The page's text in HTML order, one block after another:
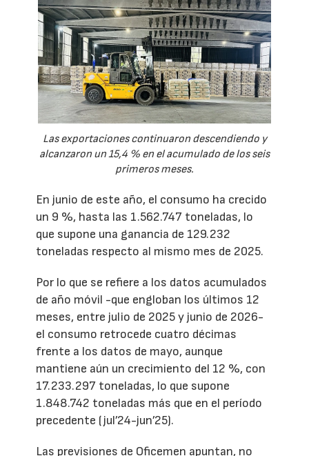
Las exportaciones continuaron descendiendo y
alcanzaron un 15,4 % en el acumulado de los seis
primeros meses.
En junio de este año, el consumo ha crecido
un 9 %, hasta las 1.562.747 toneladas, lo
que supone una ganancia de 129.232
toneladas respecto al mismo mes de 2025.
Por lo que se refiere a los datos acumulados
de año móvil -que engloban los últimos 12
meses, entre julio de 2025 y junio de 2026-
el consumo retrocede cuatro décimas
frente a los datos de mayo, aunque
mantiene aún un crecimiento del 12 %, con
17.233.297 toneladas, lo que supone
1.848.742 toneladas más que en el período
precedente (jul’24-jun’25).
Las previsiones de Oficemen apuntan, no